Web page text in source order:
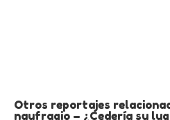
Otros reportajes
naufragio – ¿Cedería su